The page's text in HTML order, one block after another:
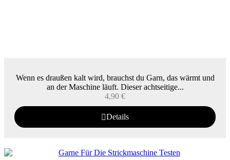
Wenn es draußen kalt wird, brauchst du Garn, das wärmt und
an der Maschine läuft. Dieser achtseitige...
4,90 €
Details